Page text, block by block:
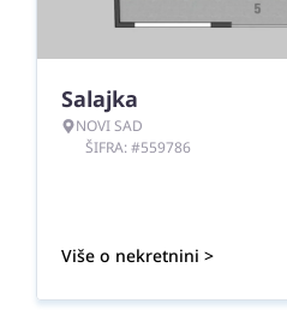
Salajka
NOVI SAD
ŠIFRA: #559786
Više o nekretnini >